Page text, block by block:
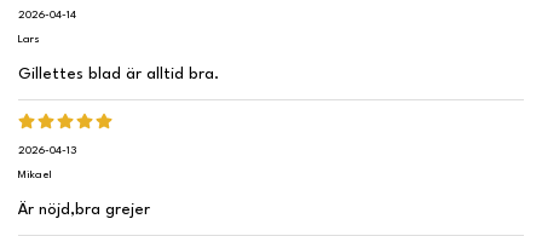
2026-04-14
Lars
Gillettes blad är alltid bra.
2026-04-13
Mikael
Är nöjd,bra grejer